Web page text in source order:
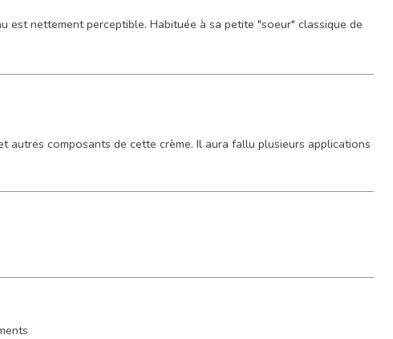
nettement perceptible. Habituée à sa petite "soeur" classique de
composants de cette crème. Il aura fallu plusieurs applications